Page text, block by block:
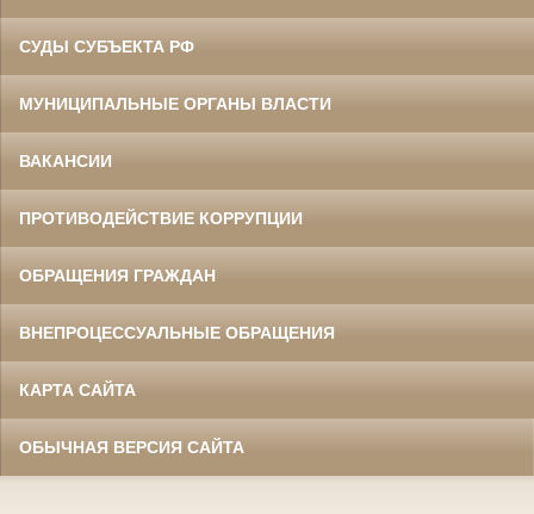
СУДЫ СУБЪЕКТА РФ
МУНИЦИПАЛЬНЫЕ ОРГАНЫ ВЛАСТИ
ВАКАНСИИ
ПРОТИВОДЕЙСТВИЕ КОРРУПЦИИ
ОБРАЩЕНИЯ ГРАЖДАН
ВНЕПРОЦЕССУАЛЬНЫЕ ОБРАЩЕНИЯ
КАРТА САЙТА
ОБЫЧНАЯ ВЕРСИЯ САЙТА